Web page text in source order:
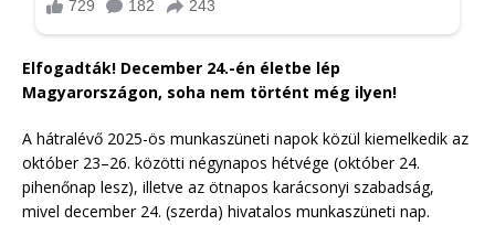
Elfogadták! December 24.-én életbe lép
Magyarországon, soha nem történt még ilyen!
A hátralévő 2025-ös munkaszüneti napok közül kiemelkedik az
október 23–26. közötti négynapos hétvége (október 24.
pihenőnap lesz), illetve az ötnapos karácsonyi szabadság,
mivel december 24. (szerda) hivatalos munkaszüneti nap.